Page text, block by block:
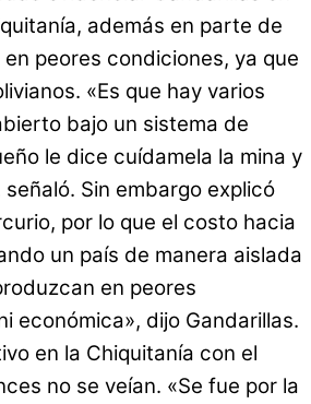
además en parte de
peores condiciones, ya que
«Es que hay varios
bajo un sistema de
le dice cuídamela la mina y
Sin embargo explicó
por lo que el costo hacia
un país de manera aislada
en peores
económica», dijo Gandarillas.
en la Chiquitanía con el
no se veían. «Se fue por la